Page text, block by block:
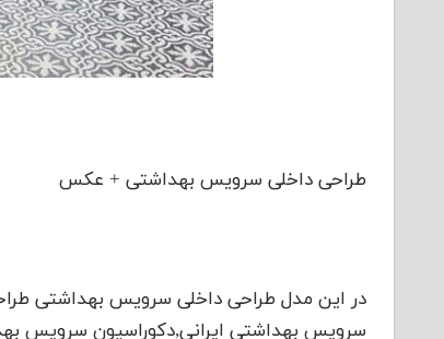
طراحی داخلی سرویس بهداشتی + عکس